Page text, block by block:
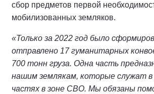
сбор предметов первой
мобилизованных земляков.
«Только за 2022 год было
отправлено 17 гуманитарных
700 тонн груза. Одна часть
нашим землякам, которые служат в
частях в зоне СВО. Мы обязаны